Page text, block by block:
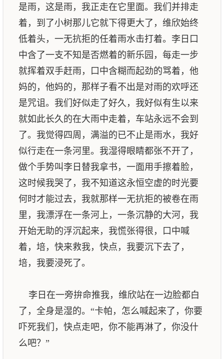
是雨，这是雨，我正走在它里面。我们并排走
着，到了小树那儿它就下得更大了，维欣始终
低着头，一无抗拒的任着雨水击打着。李日口
中含了一支不知是否燃着的新乐园，每走一步
就挥着双手赶雨，口中含糊而起劲的骂着，他
妈的，他妈的，那样子看不出是对雨的欢呼还
是咒诅。我们好似走了好久，我好似有生以来
就如此长久的在大雨中走着，车站永远不会到
了。我觉得四周，满溢的已不止是雨水，我好
似行走在一条河里。我湿得眼睛都张不开了，
做个手势叫李日替我拿书，一面用手擦着脸，
这时候我哭了，我不知道这永恒空虚的时光要
何时才能过去，我就那样一无抗拒的被卷在雨
里，我漂浮在一条河上，一条沉静的大河，我
开始无助的浮沉起来，我慌张得很，口中喊
着，培，快来救我，快点，我要沉下去了，
培，我要浸死了。
李日在一旁拚命推我，维欣站在一边脸都白
了，全身是湿的。“卡帕，怎么喊起来了，你要
吓死我们，快点走吧，你不能再淋了，你没什
么吧？”